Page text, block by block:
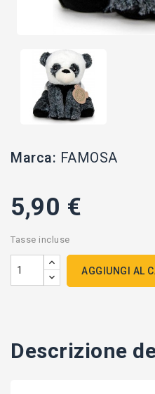
Marca: FAMOSA
5,90 €
Tasse incluse
AGGIUNGI AL
Descrizione